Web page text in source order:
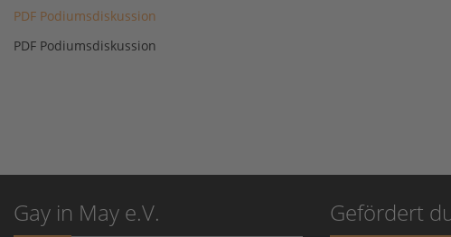
PDF Podiumsdiskussion
PDF Podiumsdiskussion
Gay in May e.V. Gefördert